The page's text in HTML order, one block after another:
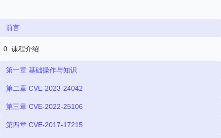
前言
0. 课程介绍
第一章 基础操作与知识
第二章 CVE-2023-24042
第三章 CVE-2022-25106
第四章 CVE-2017-17215